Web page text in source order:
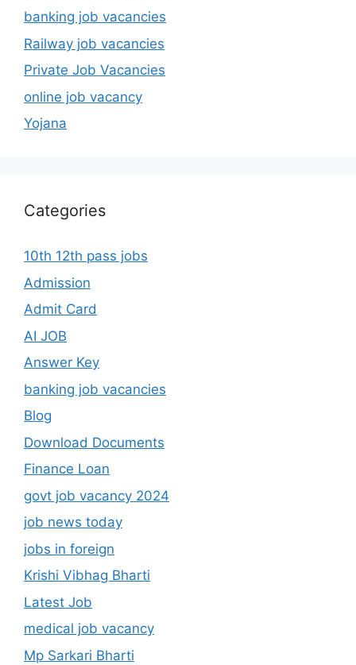
banking job vacancies
Railway job vacancies
Private Job Vacancies
online job vacancy
Yojana
Categories
10th 12th pass jobs
Admission
Admit Card
AI JOB
Answer Key
banking job vacancies
Blog
Download Documents
Finance Loan
govt job vacancy 2024
job news today
jobs in foreign
Krishi Vibhag Bharti
Latest Job
medical job vacancy
Mp Sarkari Bharti